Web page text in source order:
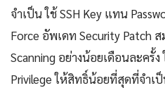
จำเป็น ใช้ SSH Key แทน
Force อัพเดท Security Patch
Scanning อย่างน้อยเดือนละครั้
Privilege ให้สิทธิ์น้อยที่สุดที่จำเ